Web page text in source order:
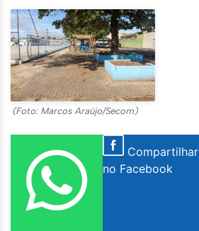
(Foto: Marcos Araújo/Secom)
Compartilhar
no Facebook